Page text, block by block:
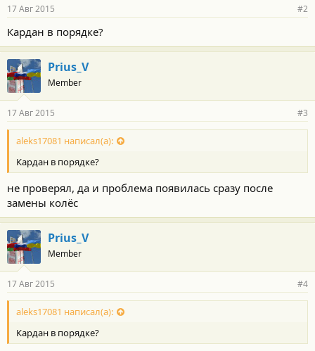
17 Авг 2015 #2
Кардан в порядке?
Prius_V
Member
17 Авг 2015 #3
aleks17081 написал(а):
Кардан в порядке?
не проверял, да и проблема появилась сразу после
замены колёс
Prius_V
Member
17 Авг 2015 #4
aleks17081 написал(а):
Кардан в порядке?